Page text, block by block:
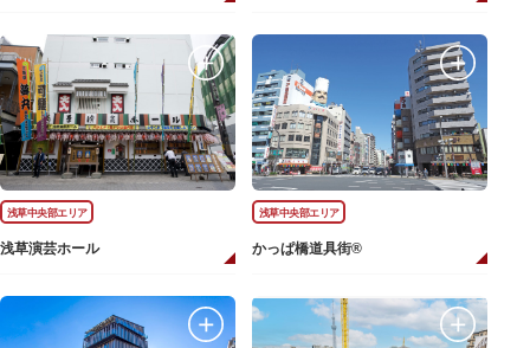
浅草中央部エリア
浅草演芸ホール
浅草中央部エリア
かっぱ橋道具街®